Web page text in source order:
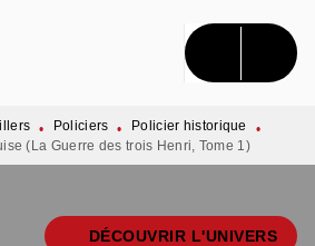
CONTENU
• Policiers • Policier historique
•
(La Guerre des trois Henri, Tome 1)
DÉCOUVRIR L'UNIVERS